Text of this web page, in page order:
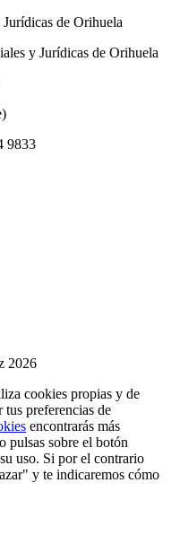
de Orihuela
y Jurídicas de Orihuela
9833
2026
cookies propias y de
tus preferencias de
encontrarás más
pulsas sobre el botón
uso. Si por el contrario
y te indicaremos cómo